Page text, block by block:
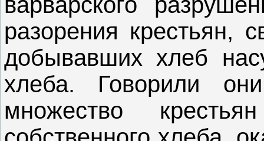
разорения крестьян,
добывавших хлеб
хлеба. Говорили
множество